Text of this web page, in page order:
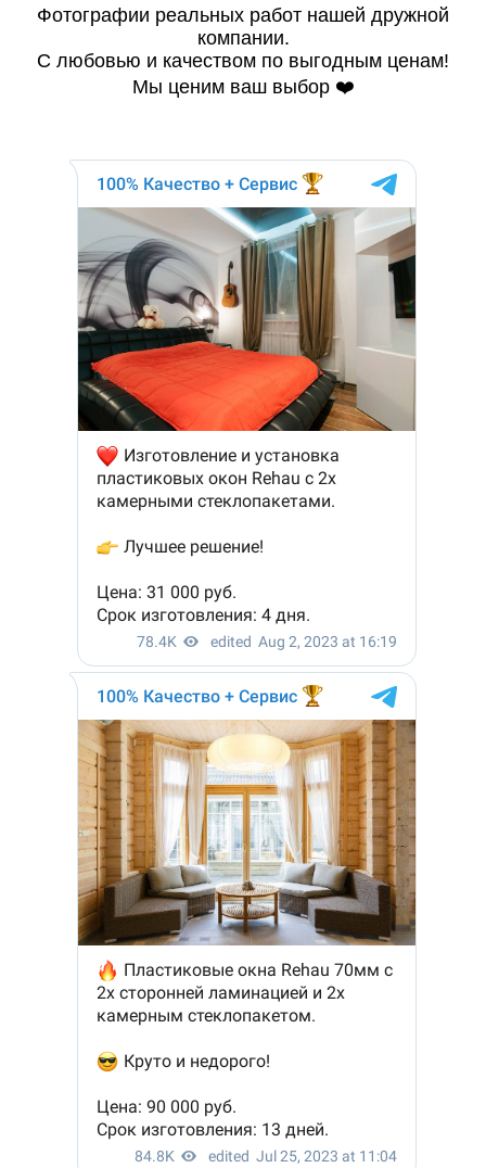
Фотографии реальных работ нашей дружной
компании.
С любовью и качеством по выгодным ценам!
Мы ценим ваш выбор ❤️